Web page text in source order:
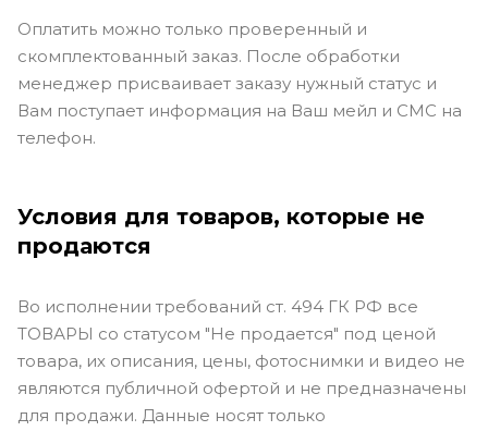
Оплатить можно только проверенный и
скомплектованный заказ. После обработки
менеджер присваивает заказу нужный статус и
Вам поступает информация на Ваш мейл и СМС на
телефон.
Условия для товаров, которые не
продаются
Во исполнении требований ст. 494 ГК РФ все
ТОВАРЫ со статусом "Не продается" под ценой
товара, их описания, цены, фотоснимки и видео не
являются публичной офертой и не предназначены
для продажи. Данные носят только